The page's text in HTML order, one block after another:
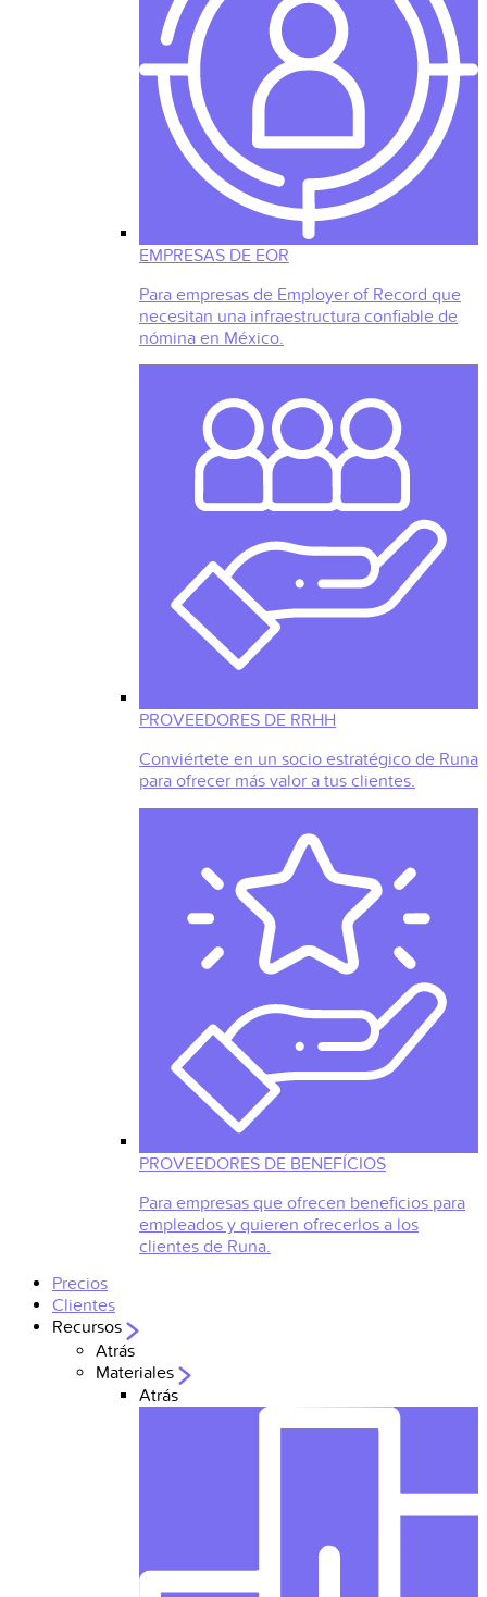
EMPRESAS DE EOR
Para empresas de Employer of Record que
necesitan una infraestructura confiable de
nómina en México.
PROVEEDORES DE RRHH
Conviértete en un socio estratégico de Runa
para ofrecer más valor a tus clientes.
PROVEEDORES DE BENEFÍCIOS
Para empresas que ofrecen beneficios para
empleados y quieren ofrecerlos a los
clientes de Runa.
Precios
Clientes
Recursos
Atrás
Materiales
Atrás